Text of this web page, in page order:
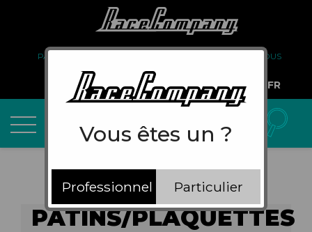
PARTENARIAT
À PROPOS DE NOUS
COMPTE PRO
FR
PATINS/PLAQUETTES
Vous êtes un ?
Professionnel Particulier